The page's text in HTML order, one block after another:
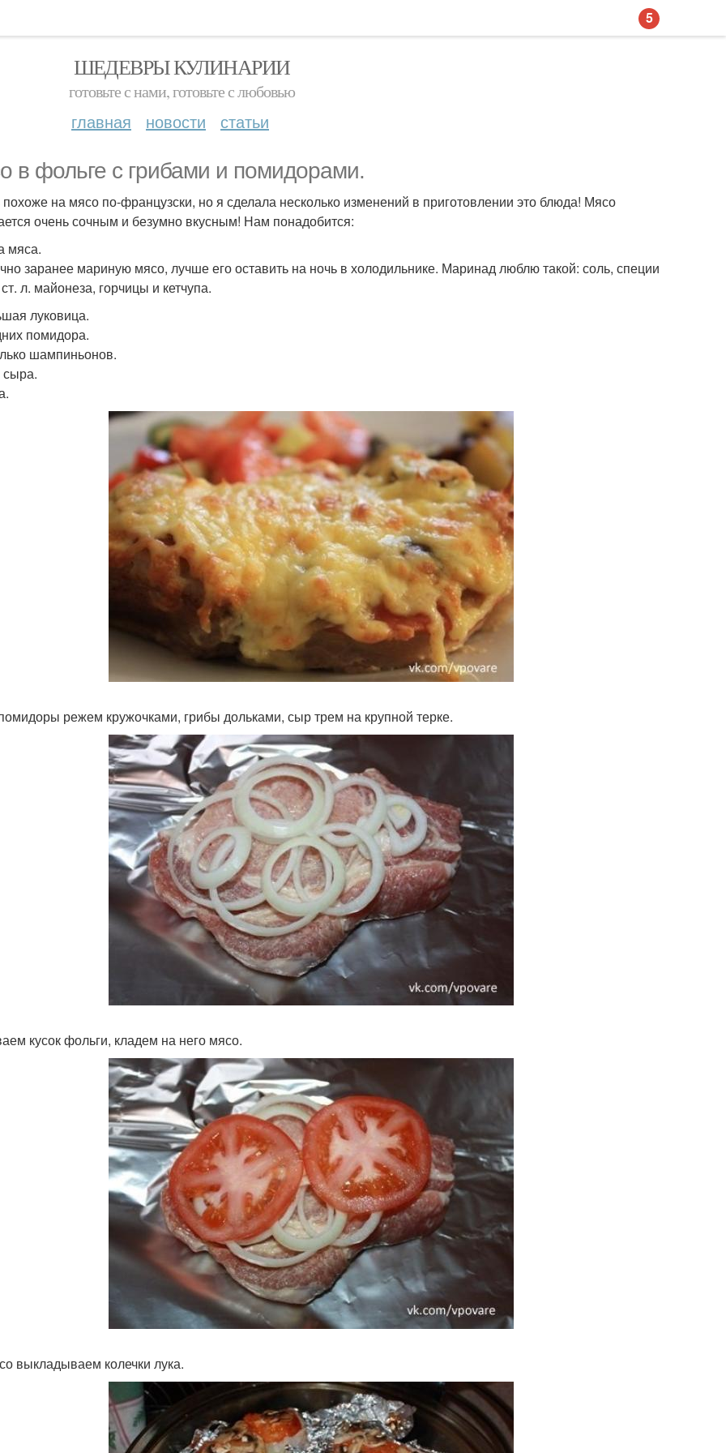
ШЕДЕВРЫ КУЛИНАРИИ
готовьте с нами, готовьте с любовью
главная новости статьи
в фольге с грибами и помидорами.
на мясо по-французски, но я сделала несколько изменений в приготовлении это блюда! Мясо
очень сочным и безумно вкусным! Нам понадобится:
мяса.
заранее мариную мясо, лучше его оставить на ночь в холодильнике. Маринад люблю такой: соль, специи
л. майонеза, горчицы и кетчупа.
луковица.
помидора.
шампиньонов.
сыра.
режем кружочками, грибы дольками, сыр трем на крупной терке.
кусок фольги, кладем на него мясо.
выкладываем колечки лука.
5